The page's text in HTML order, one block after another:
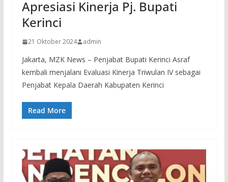
Apresiasi Kinerja Pj. Bupati
Kerinci
21 Oktober 2024 admin
Jakarta, MZK News – Penjabat Bupati Kerinci Asraf
kembali menjalani Evaluasi Kinerja Triwulan IV sebagai
Penjabat Kepala Daerah Kabupaten Kerinci
Read More